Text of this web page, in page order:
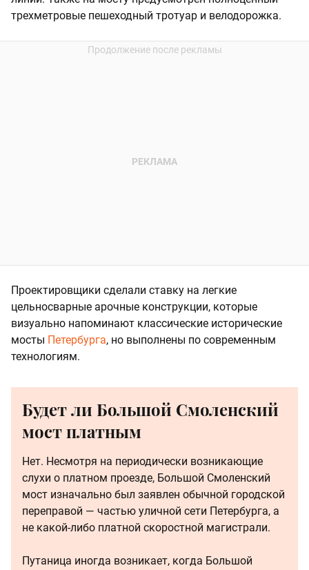
трехметровые пешеходный тротуар и велодорожка.
Проектировщики сделали ставку на легкие
цельносварные арочные конструкции, которые
визуально напоминают классические исторические
мосты Петербурга, но выполнены по современным
технологиям.
Будет ли Большой Смоленский
мост платным
Нет. Несмотря на периодически возникающие
слухи о платном проезде, Большой Смоленский
мост изначально был заявлен обычной городской
переправой — частью уличной сети Петербурга, а
не какой-либо платной скоростной магистрали.
Путаница иногда возникает, когда Большой